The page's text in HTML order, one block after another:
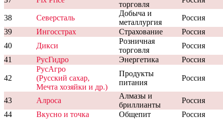
торговля
38 Северсталь
Добыча и
металлургия
Россия
39
Ингосстрах Страхование
Россия
40
Дикси
Розничная
торговля
Россия
41
РусГидро Энергетика Россия
42
РусАгро
(Русский сахар,
Мечта хозяйки и др.)
Продукты
питания
Россия
43 Алроса
Алмазы и
бриллианты
Россия
44
Вкусно и точка Общепит
Россия